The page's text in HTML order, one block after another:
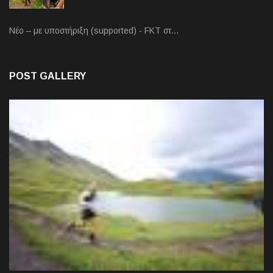
Νέο – με υποστήριξη (supported) - FKT στ…
POST GALLERY